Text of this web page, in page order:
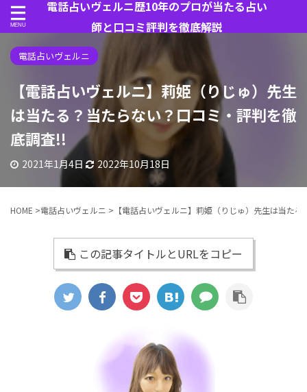
電話占いヴェルニ歴10年のプロが当たる占い
師と口コミ評判を徹底解説
電話占いヴェルニ
【電話占いヴェルニ】莉姫（りじゅ）先生
は当たる？当たらない？口コミ・評判を徹
底調査!!
2021年1月4日 2022年10月18日
HOME >電話占いヴェルニ > 【電話占いヴェルニ】莉姫（りじゅ）先生は当た
この記事タイトルとURLをコピー